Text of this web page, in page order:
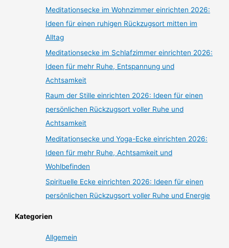
Meditationsecke im Wohnzimmer einrichten 2026:
Ideen für einen ruhigen Rückzugsort mitten im
Alltag
Meditationsecke im Schlafzimmer einrichten 2026:
Ideen für mehr Ruhe, Entspannung und
Achtsamkeit
Raum der Stille einrichten 2026: Ideen für einen
persönlichen Rückzugsort voller Ruhe und
Achtsamkeit
Meditationsecke und Yoga-Ecke einrichten 2026:
Ideen für mehr Ruhe, Achtsamkeit und
Wohlbefinden
Spirituelle Ecke einrichten 2026: Ideen für einen
persönlichen Rückzugsort voller Ruhe und Energie
Kategorien
Allgemein